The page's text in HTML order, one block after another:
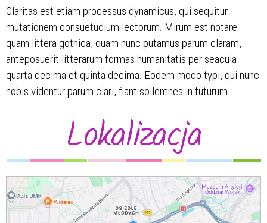
Organizator
Claritas est etiam processus dynamicus, qui sequitur
mutationem consuetudium lectorum. Mirum est notare
quam littera gothica, quam nunc putamus parum claram,
anteposuerit litterarum formas humanitatis per seacula
quarta decima et quinta decima. Eodem modo typi, qui nunc
nobis videntur parum clari, fiant sollemnes in futurum.
Lokalizacja